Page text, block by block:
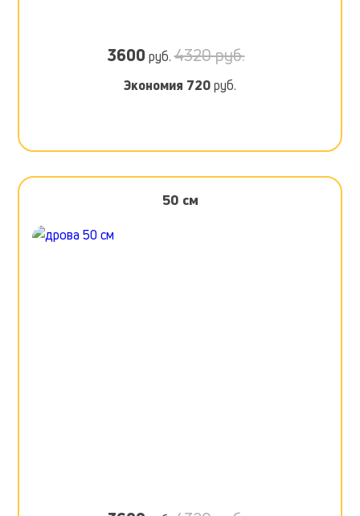
3600 руб.4320 руб.
Экономия 720руб.
50 см